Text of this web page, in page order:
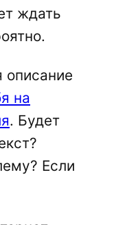
ждать
описание
на
. Будет
Если